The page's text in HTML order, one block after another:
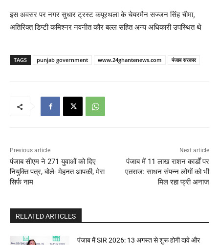
इस अवसर पर नगर सुधार ट्रस्ट कपूरथला के चेयरमैन सज्जन सिंह चीमा,
अतिरिक्त डिप्टी कमिश्नर नवनीत कौर बल्ल सहित अन्य अधिकारी उपस्थित थे
TAGS punjab government www.24ghantenews.com पंजाब सरकार
Previous article
पंजाब सीएम ने 271 युवाओं को दिए
नियुक्ति पत्र, बोले- मेहनत आपकी, मेरा
सिर्फ नाम
Next article
पंजाब में 11 लाख राशन कार्डों पर
एतराज: साधन संपन्न लोगों को भी
मिल रहा फ्री अनाज
RELATED ARTICLES
पंजाब में SIR 2026: 13 अगस्त से शुरू होगी दावे और